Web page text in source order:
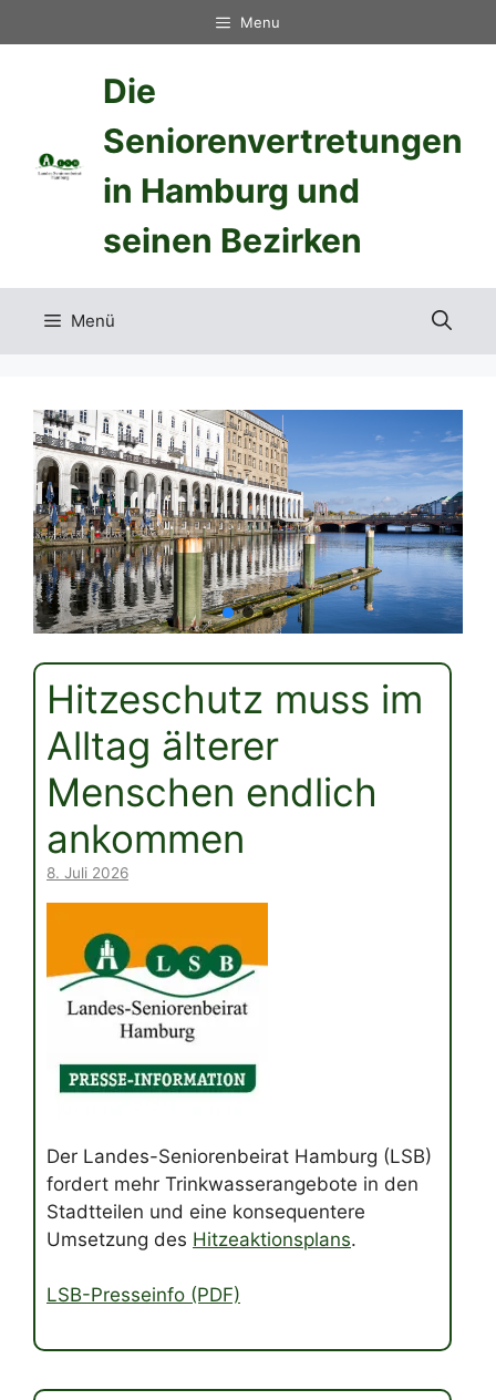
Inhalt
Menu
Die
Seniorenvertretungen
in Hamburg und
seinen Bezirken
Menü
Hitzeschutz muss im
Alltag älterer
Menschen endlich
ankommen
8. Juli 2026
Der Landes-Seniorenbeirat Hamburg (LSB)
fordert mehr Trinkwasserangebote in den
Stadtteilen und eine konsequentere
Umsetzung des Hitzeaktionsplans.
LSB-Presseinfo (PDF)